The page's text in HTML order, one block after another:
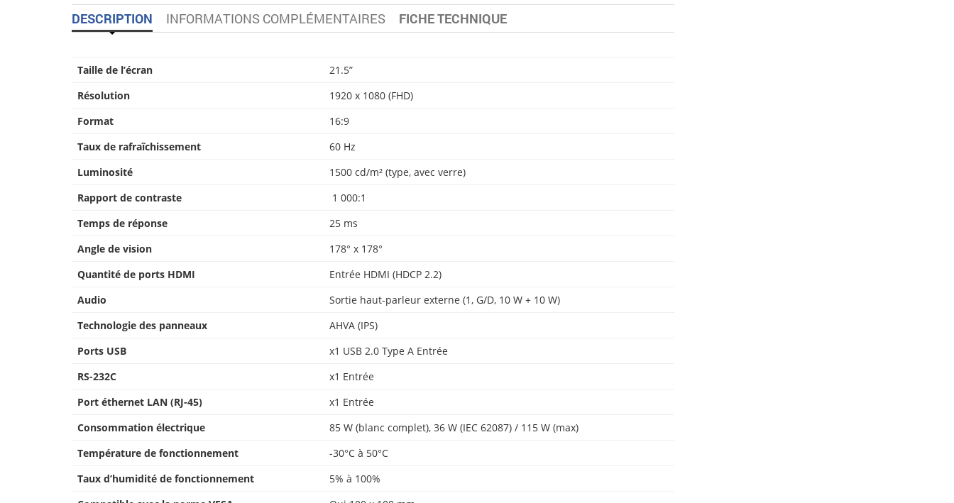
DESCRIPTION INFORMATIONS COMPLÉMENTAIRES FICHE TECHNIQUE
Taille de l’écran
21.5”
Résolution
1920 x 1080 (FHD)
Format
16:9
Taux de rafraîchissement
60 Hz
Luminosité
1500 cd/m² (type, avec verre)
Rapport de contraste
1 000:1
Temps de réponse
25 ms
Angle de vision
178° x 178°
Quantité de ports HDMI
Entrée HDMI (HDCP 2.2)
Audio
Sortie haut-parleur externe (1, G/D, 10 W + 10 W)
Technologie des panneaux
AHVA (IPS)
Ports USB
x1 USB 2.0 Type A Entrée
RS-232C
x1 Entrée
Port éthernet LAN (RJ-45)
x1 Entrée
Consommation électrique
85 W (blanc complet), 36 W (IEC 62087) / 115 W (max)
Température de fonctionnement
-30°C à 50°C
Taux d’humidité de fonctionnement
5% à 100%